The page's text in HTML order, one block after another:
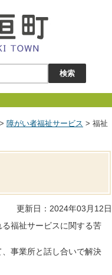
> 障がい者福祉サービス > 福祉
更新日：2024年03月12日
福祉サービスに関する苦
事業所と話し合いで解決